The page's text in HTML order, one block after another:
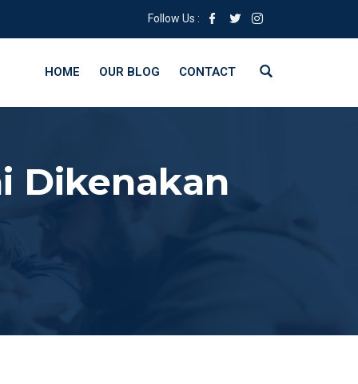
Follow Us :
HOME OUR BLOG CONTACT
Dikenakan